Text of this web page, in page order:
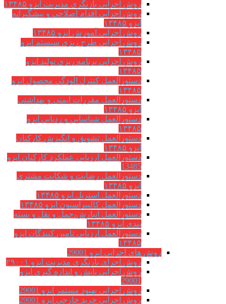
روش اجرایی بازنگری مدیریت ایزو ۱۳۴۸۵
روش اجرایی اقدام اصلاحی و پیشگیرانه
ایزو ۱۳۴۸۵
روش اجرایی آموزش ایزو ۱۳۴۸۵
روش اجرایی طرح ریزی سیستم ایزو
۱۳۴۸۵
روش اجرایی برنامه ریزی تولید ایزو
۱۳۴۸۵
دستورالعمل کنترل آلودگی محصول ایزو
۱۳۴۸۵
دستورالعمل مقررات ایمنی و بهداشتی
ایزو ۱۳۴۸۵
دستورالعمل شناسایی و ردیابی ایزو
۱۳۴۸۵
دستورالعمل تشویق و انگیزش کارکنان
ایزو ۱۳۴۸۵
دستورالعمل ارزیابی عملکرد کارکنان ایزو
13485
دستورالعمل رضایت و شکایت مشتری
ایزو ۱۳۴۸۵
دستورالعمل استریل ایزو ۱۳۴۸۵
دستورالعمل کالیبراسیون ایزو ۱۳۴۸۵
دستورالعمل انبارش،حمل و نقل و بسته
بندی ایزو ۱۳۴۸۵
دستورالعمل ارزیابی تامین کنندگان ایزو
۱۳۴۸۵
روش های اجرایی ایزو 29001
روش اجرای بازنگری مدیریت ایزو ۲۹۰۰۱
روش اجرایی پایش و اندازه گیری ایزو
29001
روش اجرایی بهبود مستمر ایزو 29001
روش اجرایی خرید خارجی ایزو 29001